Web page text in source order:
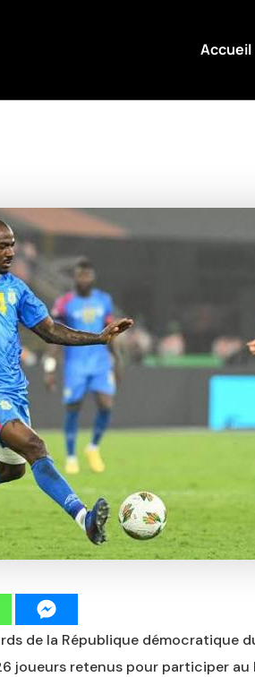
Accueil
de la République démocratique
joueurs retenus pour participer